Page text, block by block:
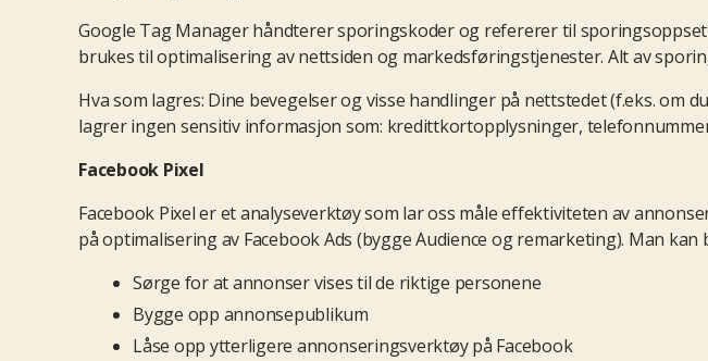
Google Tag Manager håndterer sporingskoder og refererer til
brukes til optimalisering av nettsiden og markedsføringstjenester. Alt av
Hva som lagres: Dine bevegelser og visse handlinger på nettstedet (f.eks.
lagrer ingen sensitiv informasjon som: kredittkortopplysninger,
Facebook Pixel
Facebook Pixel er et analyseverktøy som lar oss måle effektiviteten av
på optimalisering av Facebook Ads (bygge Audience og remarketing). Man
Sørge for at annonser vises til de riktige personene
Bygge opp annonsepublikum
Låse opp ytterligere annonseringsverktøy på Facebook